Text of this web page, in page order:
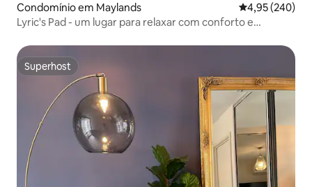
Condomínio em Maylands Classificação
4,95 (240)
Lyric's Pad - um lugar para relaxar com conforto e
Superhost
Superhost